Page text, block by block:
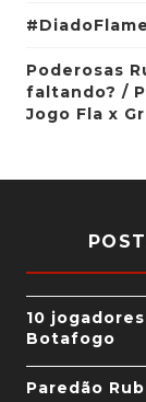
Poderosas
faltando? /
Jogo Fla x
10
Botafogo
Paredão